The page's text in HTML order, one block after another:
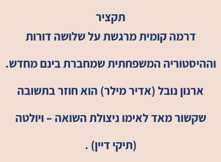
תקציר
דרמה קומית מרגשת על שלושה דורות
וההיסטוריה המשפחתית שמחברת בינם מחדש.
ארנון נובל (אדיר מילר) הוא חוזר בתשובה
שקשור מאד לאימו ניצולת השואה – ויולטה
(תיקי דיין) .